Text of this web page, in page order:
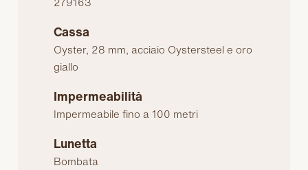
Cassa
Oyster, 28 mm, acciaio Oystersteel e oro
giallo
Impermeabilità
Impermeabile fino a 100 metri
Lunetta
Bombata